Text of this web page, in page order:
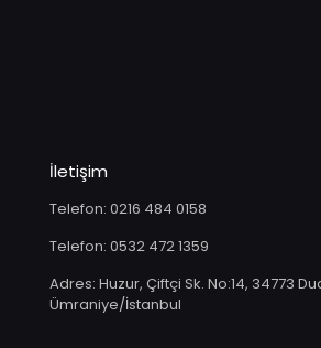
İletişim
Telefon: 0216 484 0158
Telefon: 0532 472 1359
Adres: Huzur, Çiftçi Sk. No:14, 34773
Ümraniye/İstanbul